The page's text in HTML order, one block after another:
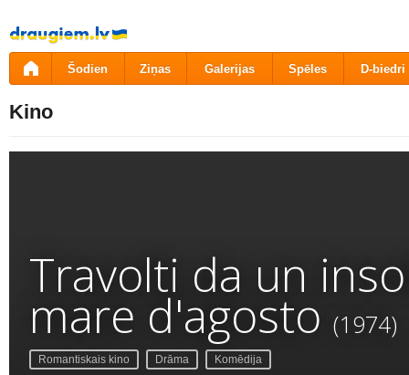
Pāriet
uz
saturu
Šodien Ziņas Galerijas Spēles D-biedri
Kino
Travolti da un
mare d'agosto (1974)
Romantiskais kino Drāma Komēdija